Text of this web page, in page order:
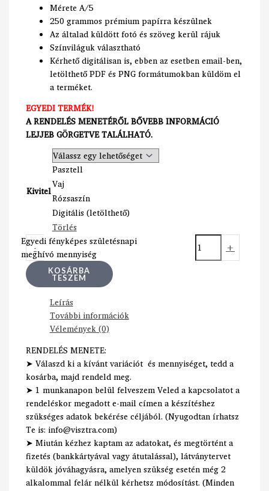
Mérete A/5
250 grammos prémium papírra készülnek
Az általad küldött fotó és szöveg kerül rájuk
Színviláguk választható
Kérhető digitálisan is, ebben az esetben email-ben,
letölthető PDF és PNG formátumokban küldöm el
a terméket.
EGYEDI TERMÉK!
A RENDELÉS MENETÉRŐL BŐVEBB INFORMÁCIÓ
LEJJEB GÖRGETVE TALÁLHATÓ.
Kivitel
Pasztell
Vaj
Rózsaszín
Digitális (letölthető)
Törlés
-
Egyedi fényképes születésnapi
meghívó mennyiség
+
KOSÁRBA
TESZEM
Leírás
További információk
Vélemények (0)
RENDELÉS MENETE:
➤ Válaszd ki a kívánt variációt és mennyiséget, tedd a
kosárba, majd rendeld meg.
➤ 1 munkanapon belül felveszem Veled a kapcsolatot a
rendeléskor megadott e-mail címen a készítéshez
szükséges adatok bekérése céljából. (Nyugodtan írhatsz
Te is: info@visztra.com)
➤ Miután kézhez kaptam az adatokat, és megtörtént a
fizetés (bankkártyával vagy átutalással), látványtervet
küldök jóváhagyásra, amelyen szükség esetén még 2
alkalommal felár nélkül kérhetsz módosítást. (Minden